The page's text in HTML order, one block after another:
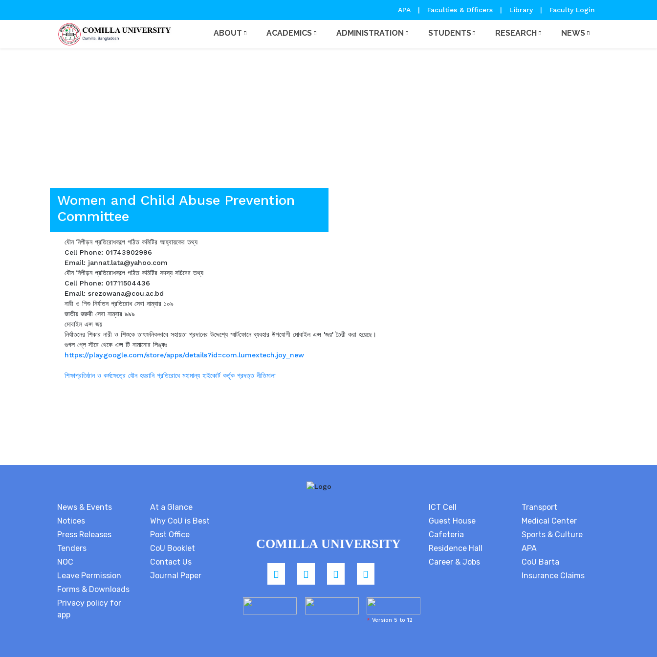
APA | Faculties & Officers | Library | Faculty Login
ABOUT ACADEMICS ADMINISTRATION STUDENTS RESEARCH NEWS
Women and Child Abuse Prevention
Committee
যৌন নিপীড়ন প্রতিরোধকল্পে গঠিত কমিটির আহ্বায়কের তথ্য
Cell Phone: 01743902996
Email: jannat.lata@yahoo.com
যৌন নিপীড়ন প্রতিরোধকল্পে গঠিত কমিটির সদস্য সচিবের তথ্য
Cell Phone: 01711504436
Email: srezowana@cou.ac.bd
নারী ও শিশু নির্যাতন প্রতিরোধ সেবা নাম্বার ১০৯
জাতীয় জরুরী সেবা নাম্বার ৯৯৯
মোবাইল এপ্স জয়
নির্যাতনের শিকার নারী ও শিশুকে তাৎক্ষনিকভাবে সহায়তা প্রদানের উদ্দেশ্যে স্মার্টফোনে ব্যবহার উপযোগী মোবাইল এপ্স 'জয়' তৈরী করা হয়েছে।
গুগল প্লে স্টরে থেকে এপ্স টি নামানোর লিঙ্কঃ
https://play.google.com/store/apps/details?id=com.lumextech.joy_new
শিক্ষাপ্রতিষ্ঠান ও কর্মক্ষেত্রে যৌন হয়রানি প্রতিরোধে মহামান্য হাইকোর্ট কর্তৃক প্রদত্ত নীতিমালা
News & Events
Notices
Press Releases
Tenders
NOC
Leave Permission
Forms & Downloads
Privacy policy for
app
At a Glance
Why CoU is Best
Post Office
CoU Booklet
Contact Us
Journal Paper
COMILLA UNIVERSITY
* Version 5 to 12
ICT Cell
Guest House
Cafeteria
Residence Hall
Career & Jobs
Transport
Medical Center
Sports & Culture
APA
CoU Barta
Insurance Claims